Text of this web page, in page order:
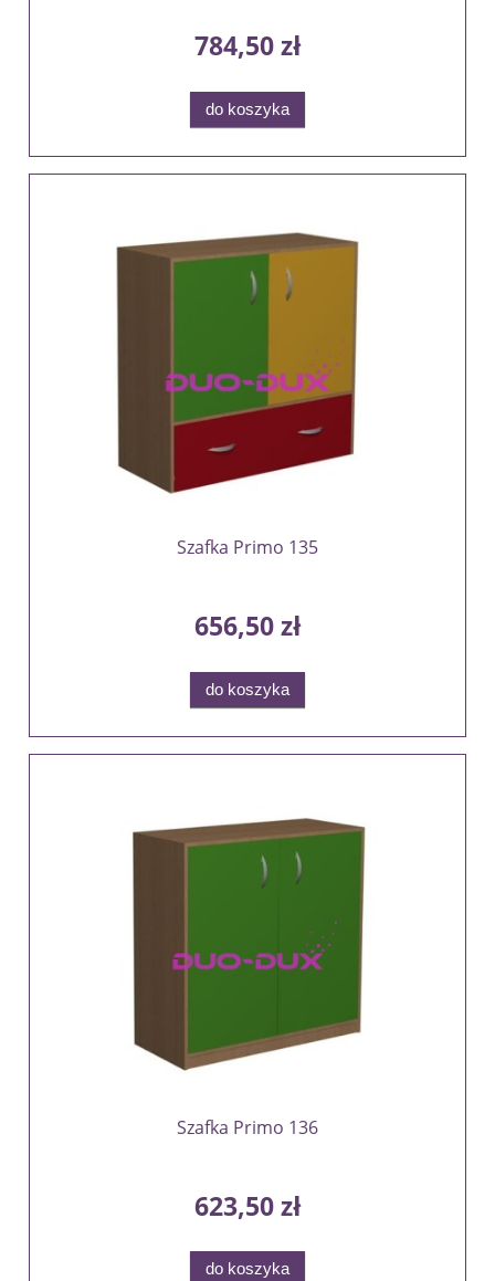
784,50 zł
do koszyka
Szafka Primo 135
656,50 zł
do koszyka
Szafka Primo 136
623,50 zł
do koszyka